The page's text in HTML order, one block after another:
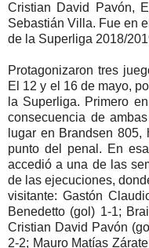
Cristian David Pavón,
Sebastián Villa. Fue en
de la Superliga 2018/
Protagonizaron tres
El 12 y el 16 de mayo,
la Superliga. Primero
consecuencia de
lugar en Brandsen
punto del penal. En
accedió a una de las
de las ejecuciones,
visitante: Gastón
Benedetto (gol) 1-1;
Cristian David Pavón
2-2; Mauro Matías